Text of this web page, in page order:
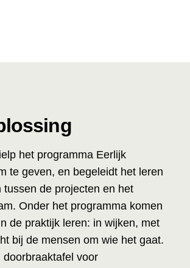
het programma Eerlijk
te geven, en begeleidt het leren
tussen de projecten en het
Onder het programma komen
de praktijk leren: in wijken, met
bij de mensen om wie het gaat.
doorbraaktafel voor